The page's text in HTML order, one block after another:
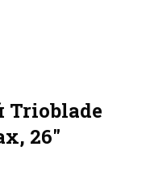
Trioblade
26″